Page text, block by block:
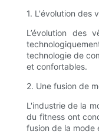
1. L'évolution des
L’évolution des
technologie de
et confortables.
2. Une fusion de
L'industrie de la
du fitness ont
fusion de la mode